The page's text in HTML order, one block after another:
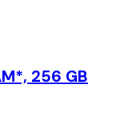
256 GB